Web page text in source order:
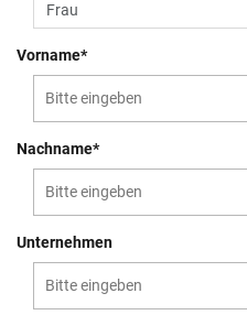
Vorname*
Nachname*
Unternehmen